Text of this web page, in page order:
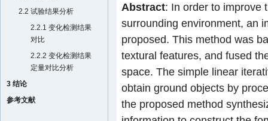
2.2 试验结果分析
2.2.1 变化检测结果
对比
2.2.2 变化检测结果
定量对比分析
3 结论
参考文献
Abstract: In order to improve
surrounding environment, an
proposed. This method was
textural features, and fused
space. The simple linear
obtain ground objects by
the proposed method